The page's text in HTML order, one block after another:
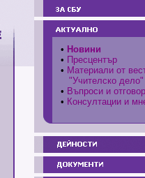
• Новини
• Пресцентър
• Материали от
"Учителско дело"
• Въпроси и
• Консултации и